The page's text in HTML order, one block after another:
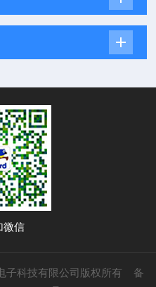
微信
子科技有限公司版权所有 备